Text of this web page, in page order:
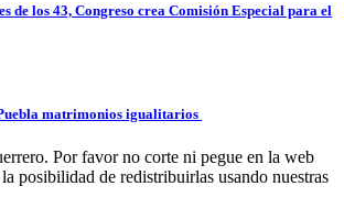
de los 43, Congreso crea Comisión Especial para el
matrimonios igualitarios
Por favor no corte ni pegue en la web
posibilidad de redistribuirlas usando nuestras